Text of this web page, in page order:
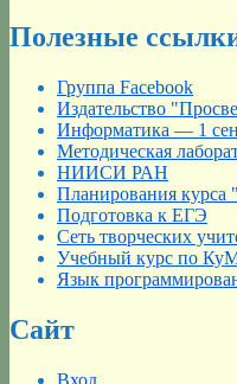
Полезные
Группа Facebook
Издательство
Информатика — 1
Методическая
НИИСИ РАН
Планирования
Подготовка к ЕГЭ
Сеть творческих
Учебный курс по
Язык
Сайт
Вход